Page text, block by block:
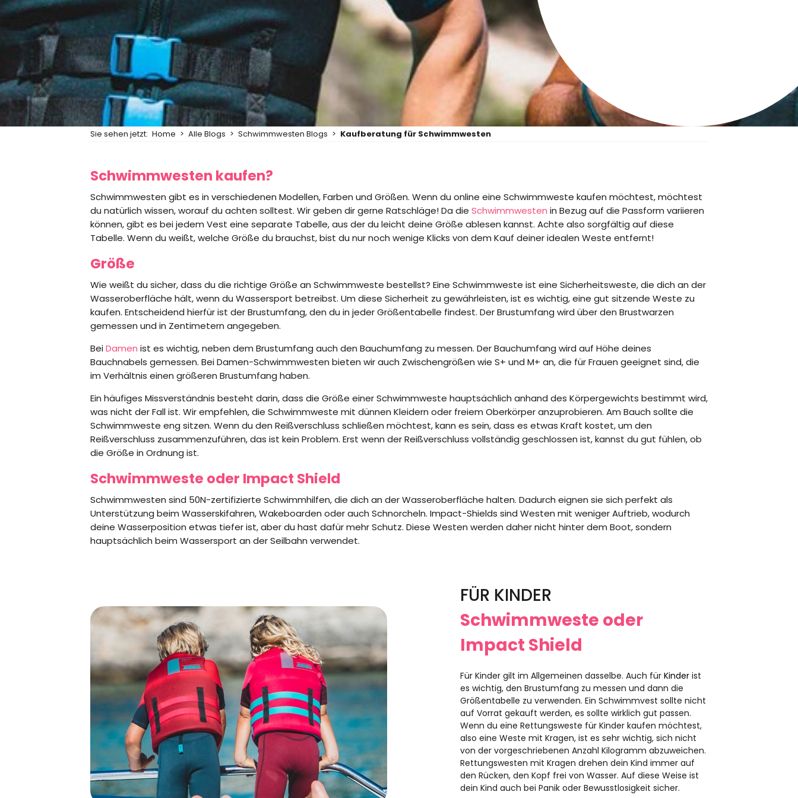
Sie sehen jetzt: Home > Alle Blogs > Schwimmwesten Blogs > Kaufberatung für Schwimmwesten
Schwimmwesten kaufen?
Schwimmwesten gibt es in verschiedenen Modellen, Farben und Größen. Wenn du online eine Schwimmweste kaufen möchtest, möchtest
du natürlich wissen, worauf du achten solltest. Wir geben dir gerne Ratschläge! Da die Schwimmwesten in Bezug auf die Passform variieren
können, gibt es bei jedem Vest eine separate Tabelle, aus der du leicht deine Größe ablesen kannst. Achte also sorgfältig auf diese
Tabelle. Wenn du weißt, welche Größe du brauchst, bist du nur noch wenige Klicks von dem Kauf deiner idealen Weste entfernt!
Größe
Wie weißt du sicher, dass du die richtige Größe an Schwimmweste bestellst? Eine Schwimmweste ist eine Sicherheitsweste, die dich an der
Wasseroberfläche hält, wenn du Wassersport betreibst. Um diese Sicherheit zu gewährleisten, ist es wichtig, eine gut sitzende Weste zu
kaufen. Entscheidend hierfür ist der Brustumfang, den du in jeder Größentabelle findest. Der Brustumfang wird über den Brustwarzen
gemessen und in Zentimetern angegeben.
BeiDamen ist es wichtig, neben dem Brustumfang auch den Bauchumfang zu messen. Der Bauchumfang wird auf Höhe deines
Bauchnabels gemessen. Bei Damen-Schwimmwesten bieten wir auch Zwischengrößen wie S+ und M+ an, die für Frauen geeignet sind, die
im Verhältnis einen größeren Brustumfang haben.
Ein häufiges Missverständnis besteht darin, dass die Größe einer Schwimmweste hauptsächlich anhand des Körpergewichts bestimmt wird,
was nicht der Fall ist. Wir empfehlen, die Schwimmweste mit dünnen Kleidern oder freiem Oberkörper anzuprobieren. Am Bauch sollte die
Schwimmweste eng sitzen. Wenn du den Reißverschluss schließen möchtest, kann es sein, dass es etwas Kraft kostet, um den
Reißverschluss zusammenzuführen, das ist kein Problem. Erst wenn der Reißverschluss vollständig geschlossen ist, kannst du gut fühlen, ob
die Größe in Ordnung ist.
Schwimmweste oder Impact Shield
Schwimmwesten sind 50N-zertifizierte Schwimmhilfen, die dich an der Wasseroberfläche halten. Dadurch eignen sie sich perfekt als
Unterstützung beim Wasserskifahren, Wakeboarden oder auch Schnorcheln. Impact-Shields sind Westen mit weniger Auftrieb, wodurch
deine Wasserposition etwas tiefer ist, aber du hast dafür mehr Schutz. Diese Westen werden daher nicht hinter dem Boot, sondern
hauptsächlich beim Wassersport an der Seilbahn verwendet.
FÜR KINDER
Schwimmweste oder
Impact Shield
Für Kinder gilt im Allgemeinen dasselbe. Auch für Kinderist
es wichtig, den Brustumfang zu messen und dann die
Größentabelle zu verwenden. Ein Schwimmvest sollte nicht
auf Vorrat gekauft werden, es sollte wirklich gut passen.
Wenn du eine Rettungsweste für Kinder kaufen möchtest,
also eine Weste mit Kragen, ist es sehr wichtig, sich nicht
von der vorgeschriebenen Anzahl Kilogramm abzuweichen.
Rettungswesten mit Kragen drehen dein Kind immer auf
den Rücken, den Kopf frei von Wasser. Auf diese Weise ist
dein Kind auch bei Panik oder Bewusstlosigkeit sicher.